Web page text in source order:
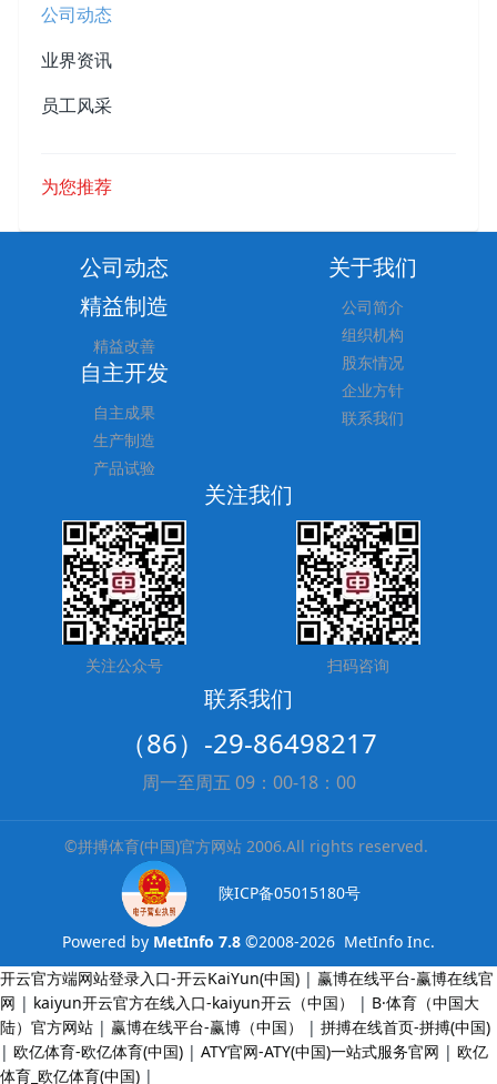
公司动态
业界资讯
员工风采
为您推荐
公司动态 关于我们
公司简介
组织机构
股东情况
企业方针
联系我们
精益制造
精益改善
自主开发
自主成果
生产制造
产品试验
关注我们
关注公众号 扫码咨询
联系我们
（86）-29-86498217
周一至周五 09：00-18：00
©拼搏体育(中国)官方网站 2006.All rights reserved.
陕ICP备05015180号
Powered by MetInfo 7.8 ©2008-2026 MetInfo Inc.
开云官方端网站登录入口-开云KaiYun(中国) | 赢博在线平台-赢博在线官
网 | kaiyun开云官方在线入口-kaiyun开云（中国） | B·体育（中国大
陆）官方网站 | 赢博在线平台-赢博（中国） | 拼搏在线首页-拼搏(中国)
| 欧亿体育-欧亿体育(中国) | ATY官网-ATY(中国)一站式服务官网 | 欧亿
体育_欧亿体育(中国) |